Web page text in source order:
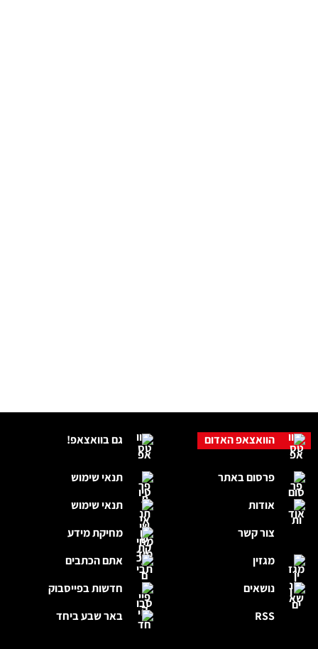
גם בוואצאפ!
תנאי שימוש
תנאי שימוש
מחיקת מידע
אתם הכתבים
חדשות בפייסבוק
באר שבע ביחד
הוואצאפ האדום
פרסום באתר
אודות
צור קשר
מגזין
נושאים
RSS